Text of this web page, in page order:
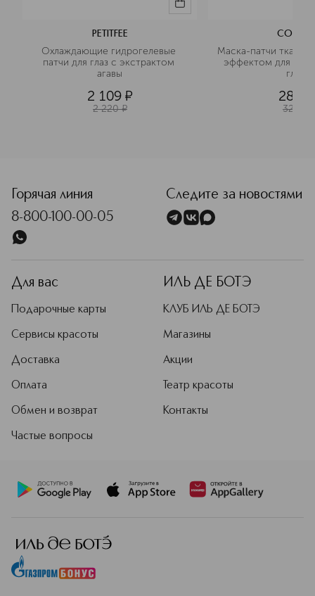
PETITFEE
Охлаждающие гидрогелевые
патчи для глаз с экстрактом
агавы
2 109 ¤
2 220 ¤
CONSLY
Маска-патчи
эффектом для
глаз
288
320
Горячая линия
8-800-100-00-05
Следите за новостями
Для вас
Подарочные карты
Сервисы красоты
Доставка
Оплата
Обмен и возврат
Частые вопросы
ИЛЬ ДЕ БОТЭ
КЛУБ ИЛЬ ДЕ БОТЭ
Магазины
Акции
Театр красоты
Контакты